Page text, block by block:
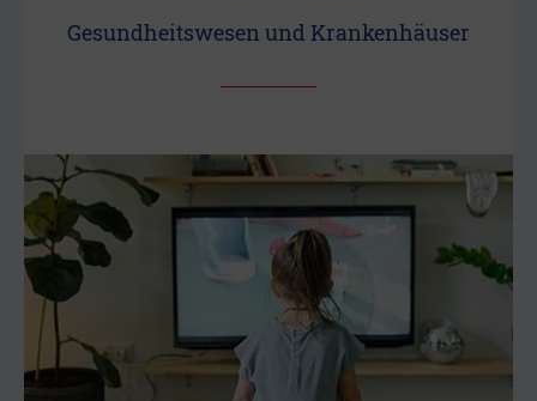
Gesundheitswesen und Krankenhäuser